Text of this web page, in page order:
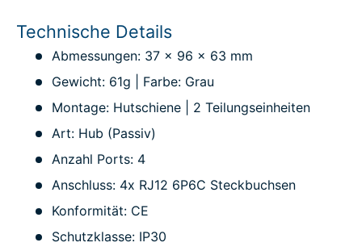
Technische Details
Abmessungen: 37 x 96 x 63 mm
Gewicht: 61g | Farbe: Grau
Montage: Hutschiene | 2 Teilungseinheiten
Art: Hub (Passiv)
Anzahl Ports: 4
Anschluss: 4x RJ12 6P6C Steckbuchsen
Konformität: CE
Schutzklasse: IP30